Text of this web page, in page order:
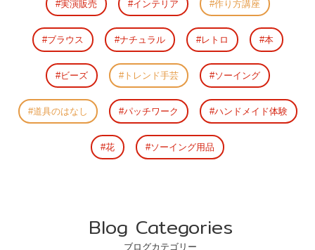
実演販売 インテリア 作り方講座
ブラウス ナチュラル レトロ 本
ビーズ トレンド手芸 ソーイング
道具のはなし パッチワーク ハンドメイド体験
花 ソーイング用品
Blog Categories
ブログカテゴリー